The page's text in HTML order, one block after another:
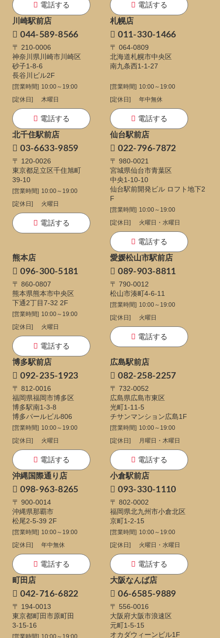
電話する
電話する
川崎駅前店
044-589-8566
〒 210-0006
神奈川県川崎市川崎区
砂子1-8-6
長谷川ビル2F
[営業時間] 10:00～19:00
[定休日]
木曜日
電話する
札幌店
011-330-1466
〒 064-0809
北海道札幌市中央区
南九条西1-1-27
[営業時間] 10:00～19:00
[定休日]
年中無休
電話する
北千住駅前店
03-6633-9859
〒 120-0026
東京都足立区千住旭町
39-10
[営業時間] 10:00～19:00
[定休日]
火曜日
電話する
仙台駅前店
022-796-7872
〒 980-0021
宮城県仙台市青葉区
中央1-10-10
仙台駅前開発ビル ロフト地下2
F
[営業時間] 10:00～19:00
[定休日]
火曜日・水曜日
電話する
熊本店
096-300-5181
〒 860-0807
熊本県熊本市中央区
下通2丁目7-32 2F
[営業時間] 10:00～19:00
[定休日]
火曜日
電話する
愛媛松山市駅前店
089-903-8811
〒 790-0012
松山市湊町4-6-11
[営業時間] 10:00～19:00
[定休日]
火曜日
電話する
博多駅前店
092-235-1923
〒 812-0016
福岡県福岡市博多区
博多駅南1-3-8
博多パールビル806
[営業時間] 10:00～19:00
[定休日]
火曜日
電話する
広島駅前店
082-258-2257
〒 732-0052
広島県広島市東区
光町1-11-5
チサンマンション広島1F
[営業時間] 10:00～19:00
[定休日]
月曜日・木曜日
電話する
沖縄国際通り店
098-963-8265
〒 900-0014
沖縄県那覇市
松尾2-5-39 2F
[営業時間] 10:00～19:00
[定休日]
年中無休
電話する
小倉駅前店
093-330-1110
〒 802-0002
福岡県北九州市小倉北区
京町1-2-15
[営業時間] 10:00～19:00
[定休日]
火曜日・水曜日
電話する
町田店
042-716-6822
〒 194-0013
東京都町田市原町田
3-15-16
[営業時間] 10:00～19:00
大阪なんば店
06-6585-9889
〒 556-0016
大阪府大阪市浪速区
元町1-5-15
オカダウィーンビル1F